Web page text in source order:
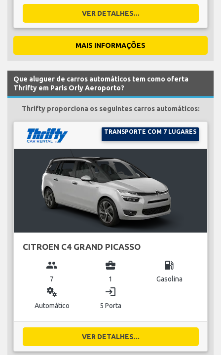
VER DETALHES...
MAIS INFORMAÇÕES
Que aluguer de carros automáticos tem como oferta
Thrifty em Paris Orly Aeroporto?
Thrifty proporciona os seguintes carros automáticos:
TRANSPORTE COM 7 LUGARES
CITROEN C4 GRAND PICASSO
group
7
business_center
1
local_gas_station
Gasolina
miscellaneous_services
Automático
login
5 Porta
VER DETALHES...